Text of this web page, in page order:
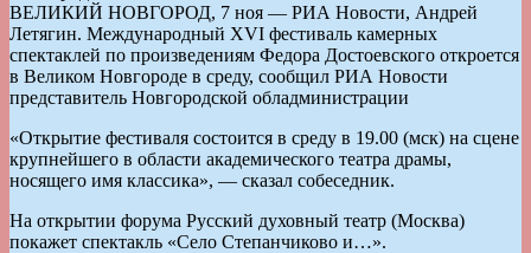
ВЕЛИКИЙ НОВГОРОД, 7 ноя — РИА Новости, Андрей
Летягин. Международный XVI фестиваль камерных
спектаклей по произведениям Федора Достоевского откроется
в Великом Новгороде в среду, сообщил РИА Новости
представитель Новгородской обладминистрации
«Открытие фестиваля состоится в среду в 19.00 (мск) на сцене
крупнейшего в области академического театра драмы,
носящего имя классика», — сказал собеседник.
На открытии форума Русский духовный театр (Москва)
покажет спектакль «Село Степанчиково и…».